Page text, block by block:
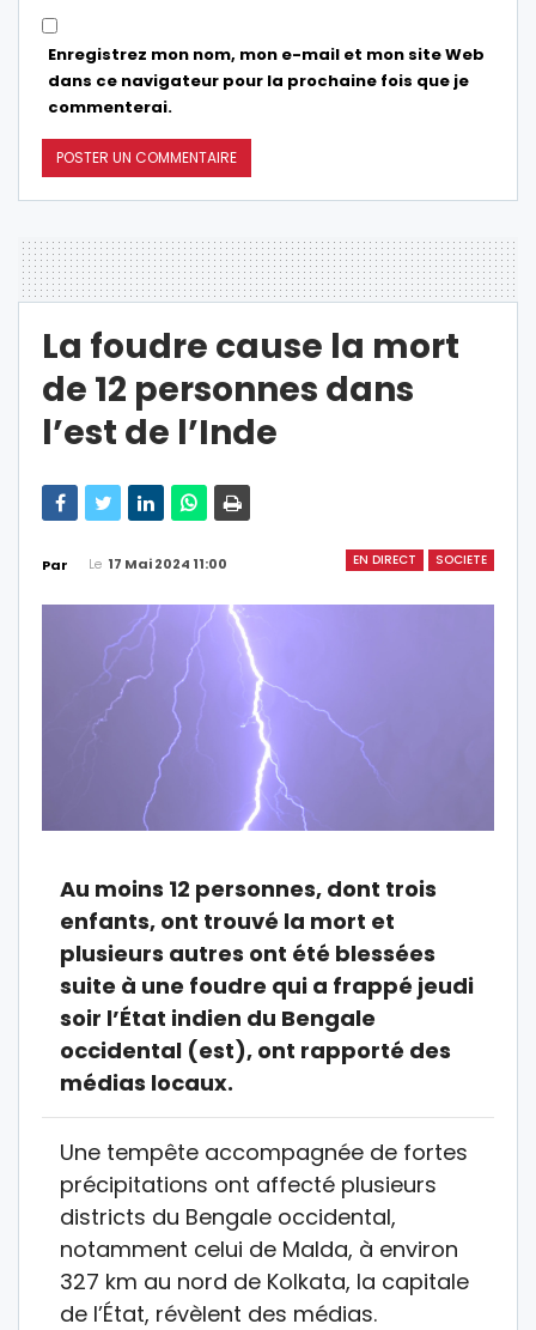
Enregistrez mon nom, mon e-mail et mon site Web
dans ce navigateur pour la prochaine fois que je
commenterai.
La foudre cause la mort
de 12 personnes dans
l’est de l’Inde
EN DIRECT SOCIETE
Par Le 17 Mai 2024 11:00
Au moins 12 personnes, dont trois
enfants, ont trouvé la mort et
plusieurs autres ont été blessées
suite à une foudre qui a frappé jeudi
soir l’État indien du Bengale
occidental (est), ont rapporté des
médias locaux.
Une tempête accompagnée de fortes
précipitations ont affecté plusieurs
districts du Bengale occidental,
notamment celui de Malda, à environ
327 km au nord de Kolkata, la capitale
de l’État, révèlent des médias.